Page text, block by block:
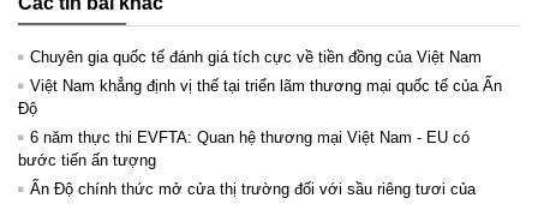
Chuyên gia quốc tế đánh giá tích cực về tiền đồng của Việt Nam
Việt Nam khẳng định vị thế tại triển lãm thương mại quốc tế của Ấn
Độ
6 năm thực thi EVFTA: Quan hệ thương mại Việt Nam - EU có
bước tiến ấn tượng
Ấn Độ chính thức mở cửa thị trường đối với sầu riêng tươi của